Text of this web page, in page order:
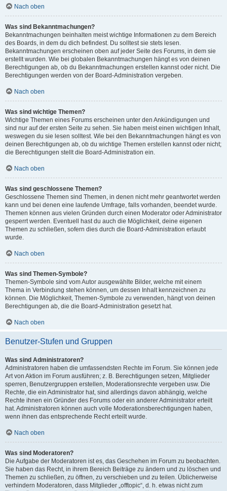
Nach oben
Was sind Bekanntmachungen?
Bekanntmachungen beinhalten meist wichtige Informationen zu dem Bereich
des Boards, in dem du dich befindest. Du solltest sie stets lesen.
Bekanntmachungen erscheinen oben auf jeder Seite des Forums, in dem sie
erstellt wurden. Wie bei globalen Bekanntmachungen hängt es von deinen
Berechtigungen ab, ob du Bekanntmachungen erstellen kannst oder nicht. Die
Berechtigungen werden von der Board-Administration vergeben.
Nach oben
Was sind wichtige Themen?
Wichtige Themen eines Forums erscheinen unter den Ankündigungen und
sind nur auf der ersten Seite zu sehen. Sie haben meist einen wichtigen Inhalt,
weswegen du sie lesen solltest. Wie bei den Bekanntmachungen hängt es von
deinen Berechtigungen ab, ob du wichtige Themen erstellen kannst oder nicht;
die Berechtigungen stellt die Board-Administration ein.
Nach oben
Was sind geschlossene Themen?
Geschlossene Themen sind Themen, in denen nicht mehr geantwortet werden
kann und bei denen eine laufende Umfrage, falls vorhanden, beendet wurde.
Themen können aus vielen Gründen durch einen Moderator oder Administrator
gesperrt werden. Eventuell hast du auch die Möglichkeit, deine eigenen
Themen zu schließen, sofern dies durch die Board-Administration erlaubt
wurde.
Nach oben
Was sind Themen-Symbole?
Themen-Symbole sind vom Autor ausgewählte Bilder, welche mit einem
Thema in Verbindung stehen können, um dessen Inhalt kennzeichnen zu
können. Die Möglichkeit, Themen-Symbole zu verwenden, hängt von deinen
Berechtigungen ab, die die Board-Administration gesetzt hat.
Nach oben
Benutzer-Stufen und Gruppen
Was sind Administratoren?
Administratoren haben die umfassendsten Rechte im Forum. Sie können jede
Art von Aktion im Forum ausführen; z. B. Berechtigungen setzen, Mitglieder
sperren, Benutzergruppen erstellen, Moderationsrechte vergeben usw. Die
Rechte, die ein Administrator hat, sind allerdings davon abhängig, welche
Rechte ihnen ein Gründer des Forums oder ein anderer Administrator erteilt
hat. Administratoren können auch volle Moderationsberechtigungen haben,
wenn ihnen das entsprechende Recht erteilt wurde.
Nach oben
Was sind Moderatoren?
Die Aufgabe der Moderatoren ist es, das Geschehen im Forum zu beobachten.
Sie haben das Recht, in ihrem Bereich Beiträge zu ändern und zu löschen und
Themen zu schließen, zu öffnen, zu verschieben und zu teilen. Üblicherweise
verhindern Moderatoren, dass Mitglieder „offtopic“, d. h. etwas nicht zum